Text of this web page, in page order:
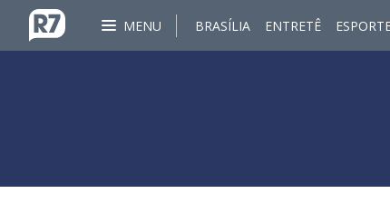
MENU BRASÍLIA ENTRETÊ